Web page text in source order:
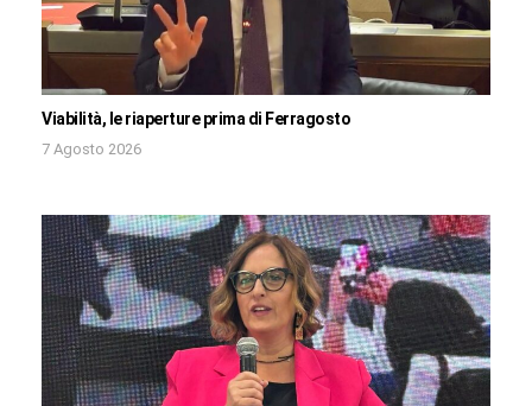
Viabilità, le riaperture prima di Ferragosto
7 Agosto 2026